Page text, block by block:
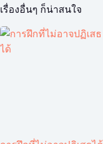
เรื่องอื่นๆ ก็น่าสนใจ